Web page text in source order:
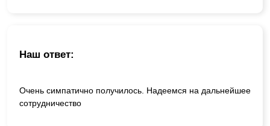
Наш ответ:
Очень симпатично получилось. Надеемся на дальнейшее
сотрудничество